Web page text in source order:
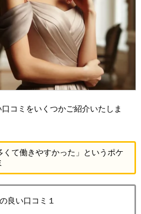
コミをいくつかご紹介いたしま
くて働きやすかった」というポケ
良い口コミ１